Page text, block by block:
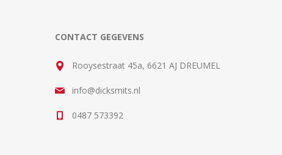
CONTACT GEGEVENS
Rooysestraat 45a, 6621 AJ DREUMEL
info@dicksmits.nl
0487 573392